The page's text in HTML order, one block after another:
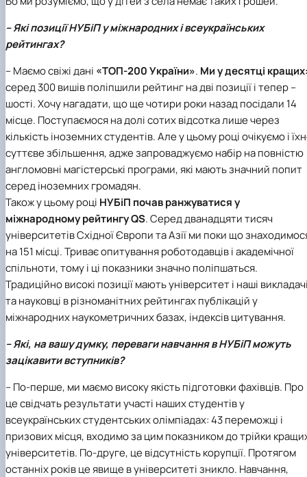
– Які позиції НУБіП у міжнародних і всеукраїнських
рейтингах?
– Маємо свіжі дані «ТОП-200 України». Ми у десятці
серед 300 вишів поліпшили рейтинг на дві позиції і тепер –
шості. Хочу нагадати, що ще чотири роки назад посідали 14
місце. Поступаємося на долі сотих відсотка лише через
кількість іноземних студентів. Але у цьому році очікуємо і
суттєве збільшення, адже запроваджуємо набір на повністю
англомовні магістерські програми, які мають значний попит
серед іноземних громадян.
Також у цьому році НУБіП почав ранжуватися у
міжнародному рейтингу QS. Серед дванадцяти тисяч
університетів Східної Європи та Азії ми поки що
на 151 місці. Триває опитування роботодавців і академічної
спільноти, тому і ці показники значно поліпшаться.
Традиційно високі позиції мають університет і наші
та науковці в різноманітних рейтингах публікацій у
міжнародних наукометричних базах, індексів цитування.
– Які, на вашу думку, переваги навчання в НУБіП можуть
зацікавити вступників?
– По-перше, ми маємо високу якість підготовки фахівців. Про
це свідчать результати участі наших студентів у
всеукраїнських студентських олімпіадах: 43 переможці і
призових місця, входимо за цим показником до трійки
університетів. По-друге, це відсутність корупції. Протягом
останніх років це явище в університеті зникло. Навчання,